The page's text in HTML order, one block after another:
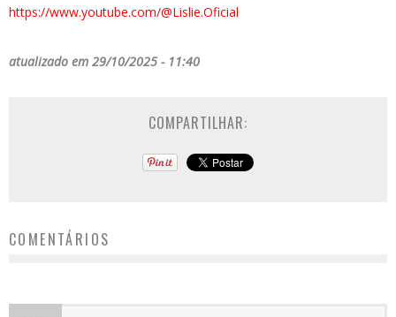
https://www.youtube.com/@Lislie.Oficial
atualizado em 29/10/2025 - 11:40
COMPARTILHAR:
COMENTÁRIOS